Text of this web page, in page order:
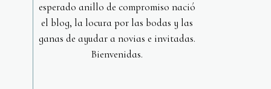
esperado anillo de compromiso nació
el blog, la locura por las bodas y las
ganas de ayudar a novias e invitadas.
Bienvenidas.